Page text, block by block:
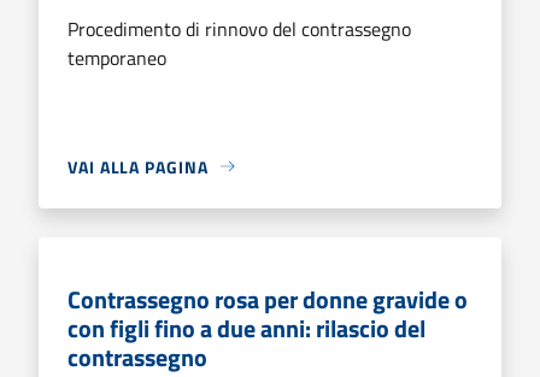
Procedimento di rinnovo del contrassegno
temporaneo
VAI ALLA PAGINA
Contrassegno rosa per donne gravide o
con figli fino a due anni: rilascio del
contrassegno